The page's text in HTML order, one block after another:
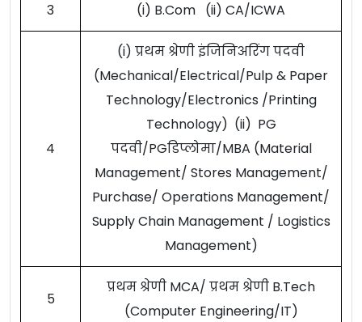
3 (i) B.Com (ii) CA/ICWA
4
(i) प्रथम श्रेणी इंजिनिअरिंग पदवी
(Mechanical/Electrical/Pulp & Paper
Technology/Electronics /Printing
Technology) (ii) PG
पदवी/PGडिप्लोमा/MBA (Material
Management/ Stores Management/
Purchase/ Operations Management/
Supply Chain Management / Logistics
Management)
5
प्रथम श्रेणी MCA/ प्रथम श्रेणी B.Tech
(Computer Engineering/IT)